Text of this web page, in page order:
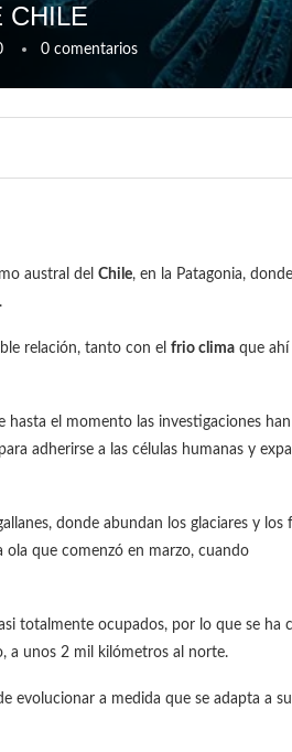
CHILE
0 comentarios
austral del Chile, en la Patagonia,
relación, tanto con el frio clima que ahí
hasta el momento las investigaciones han
adherirse a las células humanas y
donde abundan los glaciares y los
ola que comenzó en marzo, cuando
totalmente ocupados, por lo que se ha
a unos 2 mil kilómetros al norte.
evolucionar a medida que se adapta a